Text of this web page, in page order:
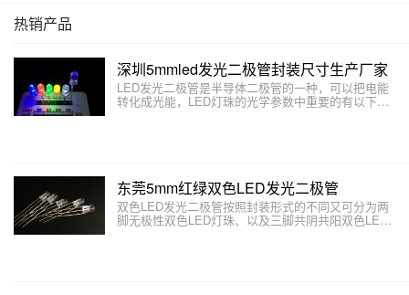
热销产品
深圳5mmled发光二极管封装尺寸生产厂家
LED发光二极管是半导体二极管的一种，可以把电能
转化成光能，LED灯珠的光学参数中重要的有以下几
东莞5mm红绿双色LED发光二极管
双色LED发光二极管按照封装形式的不同又可分为两
脚无极性双色LED灯珠、以及三脚共阴共阳双色LED